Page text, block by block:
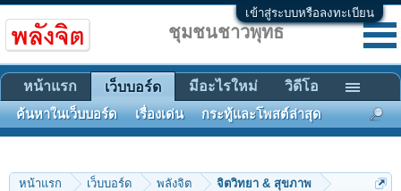
เข้าสู่ระบบหรือลงทะเบียน
หน้าแรก เว็บบอร์ด พลังจิต จิตวิทยา & สุขภาพ
ชุมชนชาวพุทธ
หน้าแรก เว็บบอร์ด
ค้นหาในเว็บบอร์ด เรื่องเด่น กระทู้และโพสต์ล่าสุด
มีอะไรใหม่ วิดีโอ